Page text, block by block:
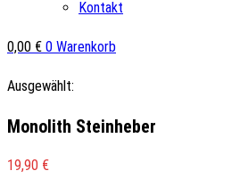
Kontakt
0,00 € 0 Warenkorb
Ausgewählt:
Monolith Steinheber
19,90 €